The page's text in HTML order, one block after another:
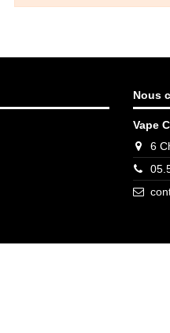
Nous
Vape
6